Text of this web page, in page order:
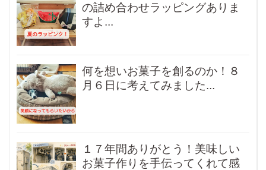
の詰め合わせラッピングありま
すよ...
何を想いお菓子を創るのか！８
月６日に考えてみました...
１７年間ありがとう！美味しい
お菓子作りを手伝ってくれて感